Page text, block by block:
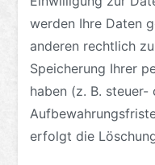
werden Ihre Daten
anderen rechtlich
Speicherung Ihrer
haben (z. B.
erfolgt die